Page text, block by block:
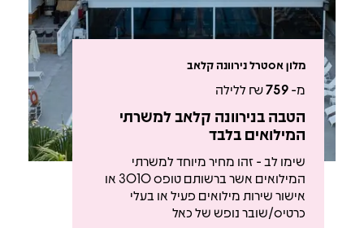
מלון אסטרל נירוונה קלאב
מ-759₪ ללילה
הטבה בנירוונה קלאב למשרתי
המילואים בלבד
שימו לב - זהו מחיר מיוחד למשרתי
המילואים אשר ברשותם טופס 3010 או
אישור שירות מילואים פעיל או בעלי
כרטיס/שובר נופש של כאל